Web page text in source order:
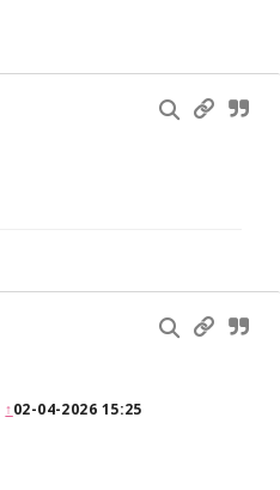
↑02-04-2026 15:25